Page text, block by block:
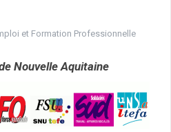
et Formation Professionnelle
Nouvelle Aquitaine